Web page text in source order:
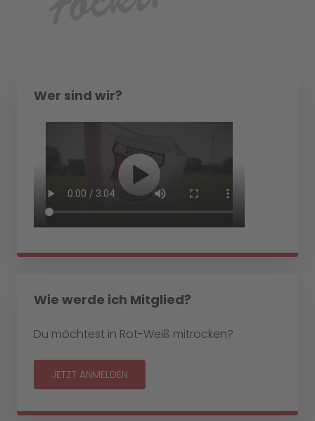
Wer sind wir?
Wie werde ich Mitglied?
Du möchtest in Rot-Weiß mitrocken?
JETZT ANMELDEN